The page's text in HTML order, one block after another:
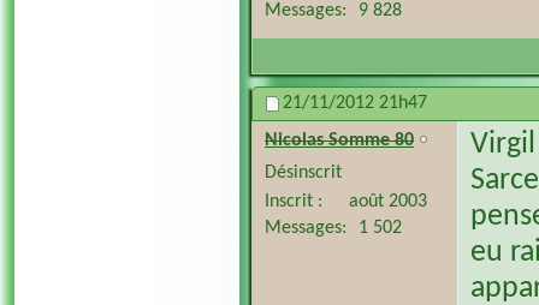
Messages 9 828
21/11/2012 21h47
Nicolas Somme 80
Désinscrit
Inscrit
août 2003
Messages
1 502
eu